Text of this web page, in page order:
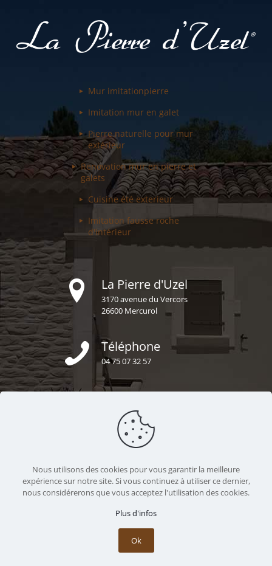
Mur imitationpierre
Imitation mur en galet
Pierre naturelle pourmur
extérieur
Renovation muren pierre et
galets
Cuisine été exterieur
Imitation fausseroche
d'intérieur
La Pierre d'Uzel
3170 avenue du Vercors
26600 Mercurol
Téléphone
04 75 07 32 57
E-mail
secretariat@uzel-construction.fr
Nous sommes ensemble
https://uzel-construction.fr
Nous utilisons des cookies pour vous garantir la meilleure
expérience sur notre site. Si vous continuez à utiliser ce dernier,
nous considérerons que vous acceptez l'utilisation des cookies.
Plus d'infos
Ok